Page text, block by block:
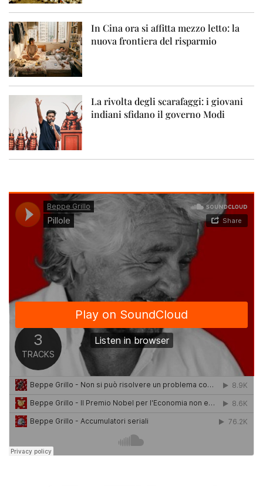
In Cina ora si affitta mezzo letto: la
nuova frontiera del risparmio
La rivolta degli scarafaggi: i giovani
indiani sfidano il governo Modi